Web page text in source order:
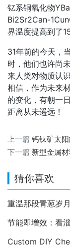
钇系铜氧化物
Bi2Sr2Can-
界温度提高到了
31年前的今天，
时，他们也许尚
来人类对物质认
相信，作为未来
的变化，有朝一
距离从未遥远！
上一篇 钙钛矿太
下一篇 新型金属
猜你喜欢
节能即增效：看